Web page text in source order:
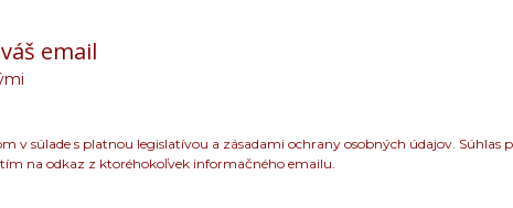
email
v súlade s platnou legislatívou a zásadami ochrany osobných údajov.
na odkaz z ktoréhokoľvek informačného emailu.